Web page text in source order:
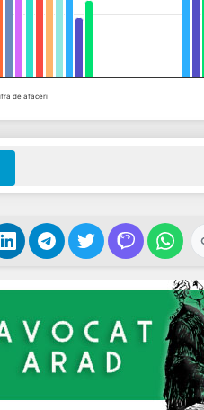
de afaceri